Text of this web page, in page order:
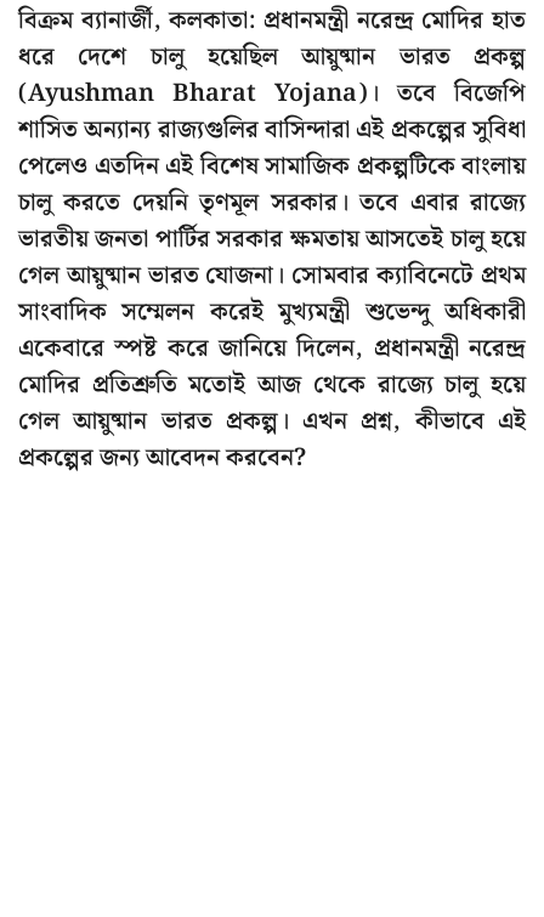
বিক্রম ব্যানার্জী, কলকাতা: প্রধানমন্ত্রী নরেন্দ্র মোদির হাত
ধরে দেশে চালু হয়েছিল আয়ুষ্মান ভারত প্রকল্প
(Ayushman Bharat Yojana)। তবে বিজেপি
শাসিত অন্যান্য রাজ্যগুলির বাসিন্দারা এই প্রকল্পের সুবিধা
পেলেও এতদিন এই বিশেষ সামাজিক প্রকল্পটিকে বাংলায়
চালু করতে দেয়নি তৃণমূল সরকার। তবে এবার রাজ্যে
ভারতীয় জনতা পার্টির সরকার ক্ষমতায় আসতেই চালু হয়ে
গেল আয়ুষ্মান ভারত যোজনা। সোমবার ক্যাবিনেটে প্রথম
সাংবাদিক সম্মেলন করেই মুখ্যমন্ত্রী শুভেন্দু অধিকারী
একেবারে স্পষ্ট করে জানিয়ে দিলেন, প্রধানমন্ত্রী নরেন্দ্র
মোদির প্রতিশ্রুতি মতোই আজ থেকে রাজ্যে চালু হয়ে
গেল আয়ুষ্মান ভারত প্রকল্প। এখন প্রশ্ন, কীভাবে এই
প্রকল্পের জন্য আবেদন করবেন?